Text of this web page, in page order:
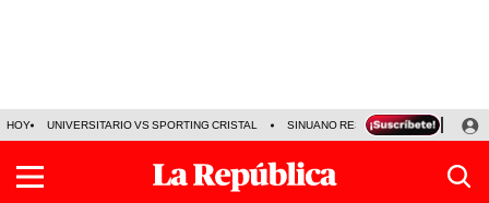
HOY UNIVERSITARIO VS SPORTING CRISTAL SINUANO RESULTADOS HOY